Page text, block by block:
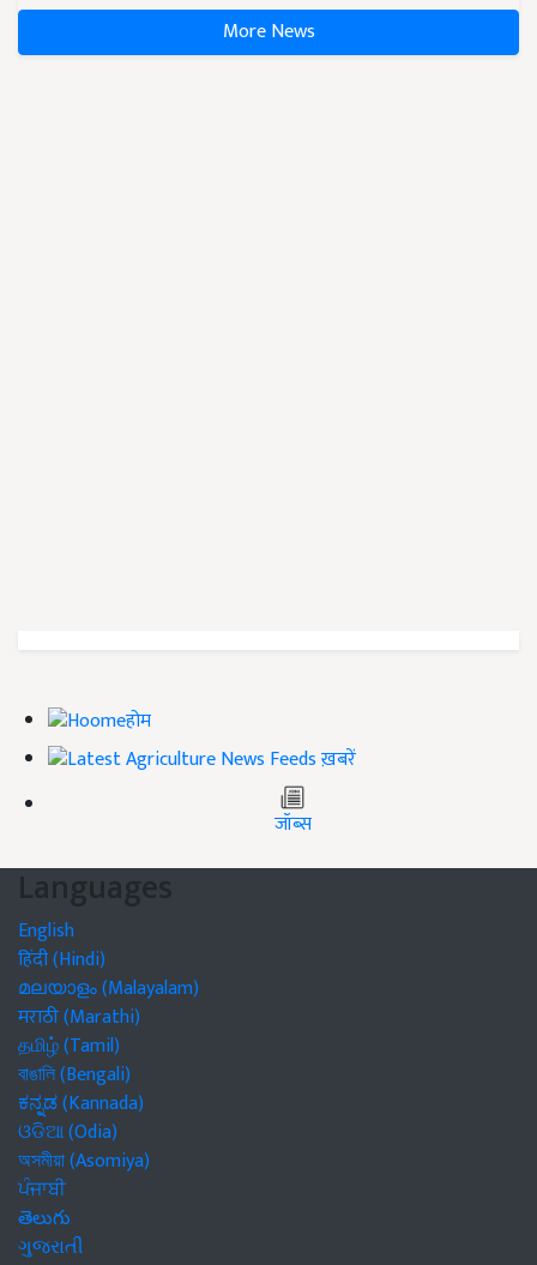
More News
होम
ख़बरें
जॉब्स
Languages
English
हिंदी (Hindi)
മലയാളം (Malayalam)
मराठी (Marathi)
தமிழ் (Tamil)
বাঙালি (Bengali)
ಕನ್ನಡ (Kannada)
ଓଡିଆ (Odia)
অসমীয়া (Asomiya)
ਪੰਜਾਬੀ
తెలుగు
ગુજરાતી